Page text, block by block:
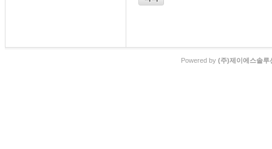
Powered by (주)제이에스솔루